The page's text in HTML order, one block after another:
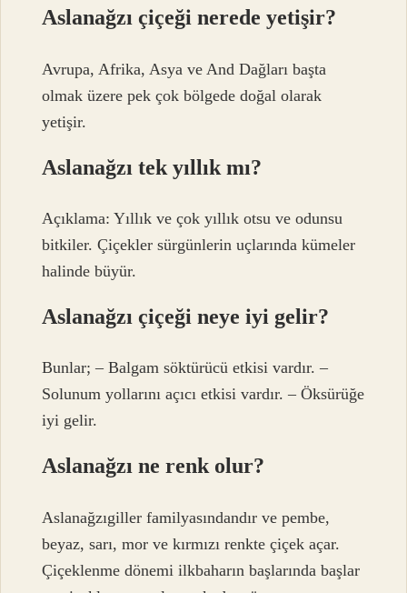
Aslanağzı çiçeği nerede yetişir?
Avrupa, Afrika, Asya ve And Dağları başta
olmak üzere pek çok bölgede doğal olarak
yetişir.
Aslanağzı tek yıllık mı?
Açıklama: Yıllık ve çok yıllık otsu ve odunsu
bitkiler. Çiçekler sürgünlerin uçlarında kümeler
halinde büyür.
Aslanağzı çiçeği neye iyi gelir?
Bunlar; – Balgam söktürücü etkisi vardır. –
Solunum yollarını açıcı etkisi vardır. – Öksürüğe
iyi gelir.
Aslanağzı ne renk olur?
Aslanağzıgiller familyasındandır ve pembe,
beyaz, sarı, mor ve kırmızı renkte çiçek açar.
Çiçeklenme dönemi ilkbaharın başlarında başlar